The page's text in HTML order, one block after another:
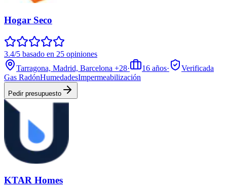
Hogar Seco
3.4/5 basado en 25 opiniones
Tarragona, Madrid, Barcelona +28· 16 años·
Verificada
Gas RadónHumedadesImpermeabilización
Pedir presupuesto
KTAR Homes